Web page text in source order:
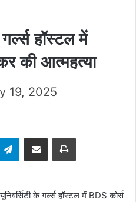
गर्ल्स हॉस्टल में
की आत्महत्या
19, 2025
TelegramShare via Email Print
के गर्ल्स हॉस्टल में BDS कोर्स